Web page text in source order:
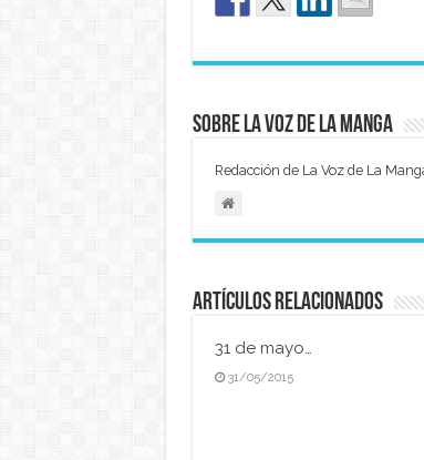
Sobre La Voz de La Manga
Redacción de La Voz de La
Artículos relacionados
31 de mayo…
31/05/2015